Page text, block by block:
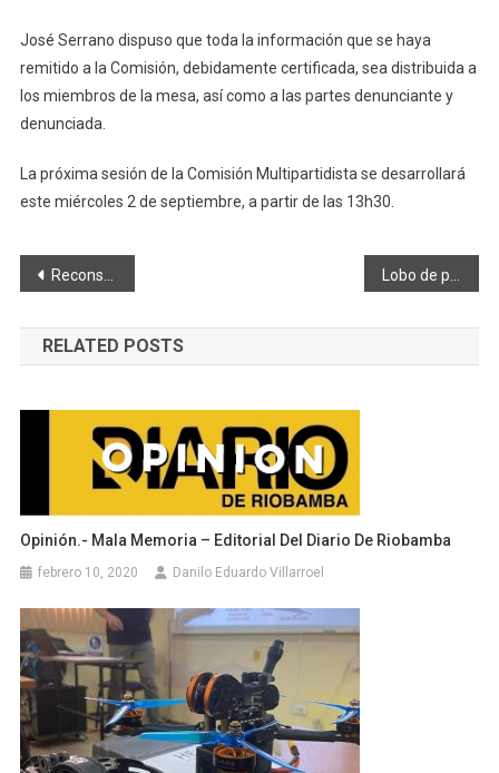
José Serrano dispuso que toda la información que se haya
remitido a la Comisión, debidamente certificada, sea distribuida a
los miembros de la mesa, así como a las partes denunciante y
denunciada.
La próxima sesión de la Comisión Multipartidista se desarrollará
este miércoles 2 de septiembre, a partir de las 13h30.
Navegación
de
entradas
Reconstruyen el parque del barrio Pucará
RELATED POSTS
Opinión.- Mala Memoria – Editorial Del Diario De Riobamba
febrero 10, 2020 Danilo Eduardo Villarroel